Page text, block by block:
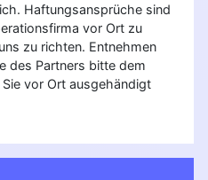
Haftungsansprüche sind
vor Ort zu
zu richten. Entnehmen
des Partners bitte dem
vor Ort ausgehändigt